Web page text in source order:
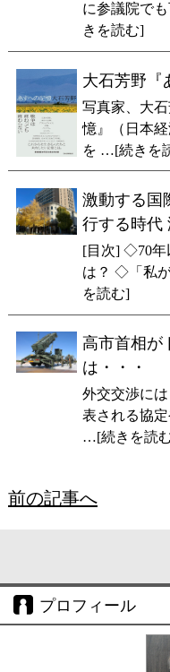
に参議院で
きを読む]
大石芳野『
写真家、大
憶』（日本
を …[続きを
激動する国
行する時代
[目次] ◇70年
は？ ◇「私
を読む]
高市首相が
は・・・
外交交渉に
表される協
…[続きを読
前の記事へ
プロフィール